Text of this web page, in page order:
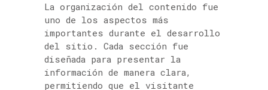
La organización del contenido fue
uno de los aspectos más
importantes durante el desarrollo
del sitio. Cada sección fue
diseñada para presentar la
información de manera clara,
permitiendo que el visitante